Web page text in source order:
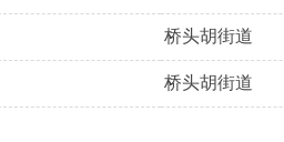
桥头胡街道
桥头胡街道